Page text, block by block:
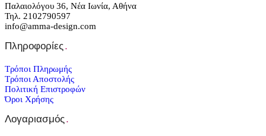
Παλαιολόγου 36, Νέα Ιωνία, Αθήνα
Τηλ. 2102790597
info@amma-design.com
Πληροφορίες.
Τρόποι Πληρωμής
Τρόποι Αποστολής
Πολιτική Επιστροφών
Όροι Χρήσης
Λογαριασμός.